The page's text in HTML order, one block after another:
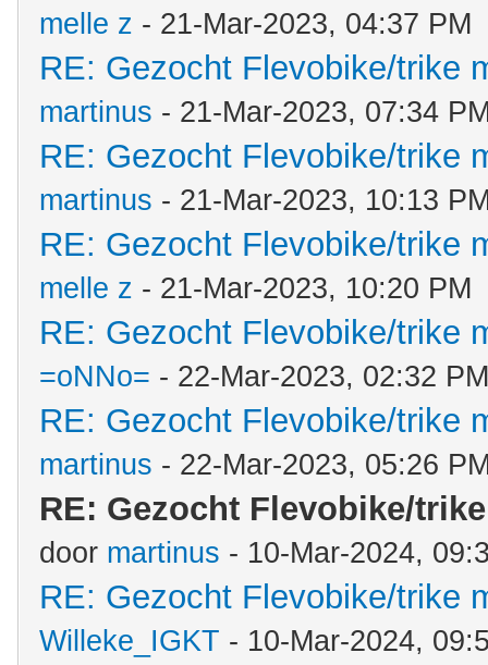
melle z - 21-Mar-2023, 04:37 PM
RE: Gezocht Flevobike/trike
martinus - 21-Mar-2023, 07:34
RE: Gezocht Flevobike/trike
martinus - 21-Mar-2023, 10:13
RE: Gezocht Flevobike/trike
melle z - 21-Mar-2023, 10:20 PM
RE: Gezocht Flevobike/trike
=oNNo= - 22-Mar-2023, 02:32 PM
RE: Gezocht Flevobike/trike
martinus - 22-Mar-2023, 05:26
RE: Gezocht Flevobike/
door martinus - 10-Mar-2024,
RE: Gezocht Flevobike/trike
Willeke_IGKT - 10-Mar-2024,